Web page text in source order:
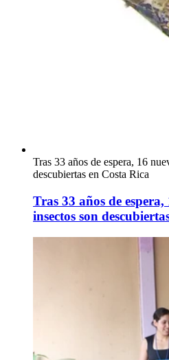
Tras 33 años de espera, 16
descubiertas en Costa Rica
Tras 33 años de espera,
insectos son